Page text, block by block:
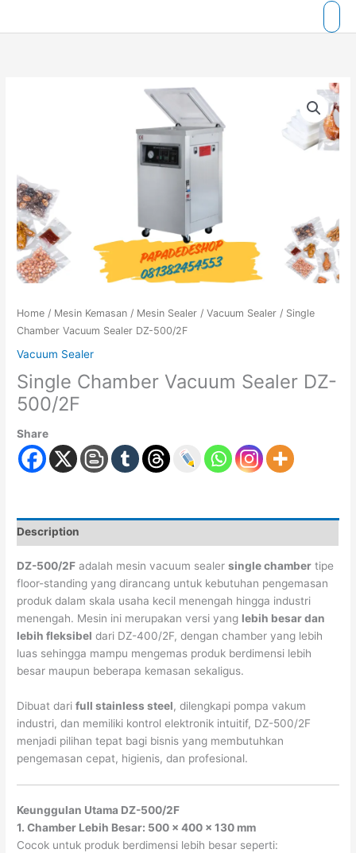
Home / Mesin Kemasan / Mesin Sealer /Vacuum Sealer / Single
Chamber Vacuum Sealer DZ-500/2F
Vacuum Sealer
Single Chamber Vacuum Sealer DZ-
500/2F
Share
Description
DZ-500/2F adalah mesin vacuum sealersingle chamber tipe
floor-standing yang dirancang untuk kebutuhan pengemasan
produk dalam skala usaha kecil menengah hingga industri
menengah. Mesin ini merupakan versi yang lebih besar dan
lebih fleksibel dari DZ-400/2F, dengan chamber yang lebih
luas sehingga mampu mengemas produk berdimensi lebih
besar maupun beberapa kemasan sekaligus.
Dibuat darifull stainless steel, dilengkapi pompa vakum
industri, dan memiliki kontrol elektronik intuitif, DZ-500/2F
menjadi pilihan tepat bagi bisnis yang membutuhkan
pengemasan cepat, higienis, dan profesional.
Keunggulan Utama DZ-500/2F
1. Chamber Lebih Besar: 500 × 400 × 130 mm
Cocok untuk produk berdimensi lebih besar seperti: